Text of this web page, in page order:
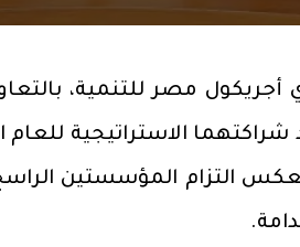
مصر للتنمية،
الاستراتيجية للعام
التزام المؤسستين